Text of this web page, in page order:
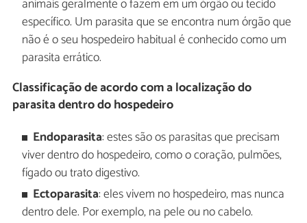
animais geralmente o fazem em um órgão ou tecido
específico. Um parasita que se encontra num órgão que
não é o seu hospedeiro habitual é conhecido como um
parasita errático.
Classificação de acordo com a localização do
parasita dentro do hospedeiro
Endoparasita: estes são os parasitas que precisam
viver dentro do hospedeiro, como o coração, pulmões,
fígado ou trato digestivo.
Ectoparasita: eles vivem no hospedeiro, mas nunca
dentro dele. Por exemplo, na pele ou no cabelo.